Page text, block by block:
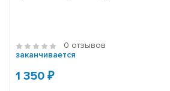
0 отзывов
заканчивается
1 350 ₽